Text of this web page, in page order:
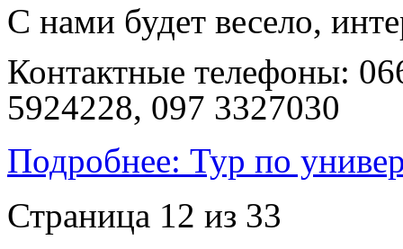
С нами будет весело,
Контактные телефоны:
5924228, 097 3327030
Подробнее: Тур по
Страница 12 из 33